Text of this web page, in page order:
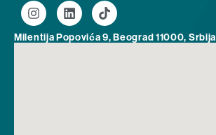
Milentija Popovića 9, Beograd 11000, Srbija